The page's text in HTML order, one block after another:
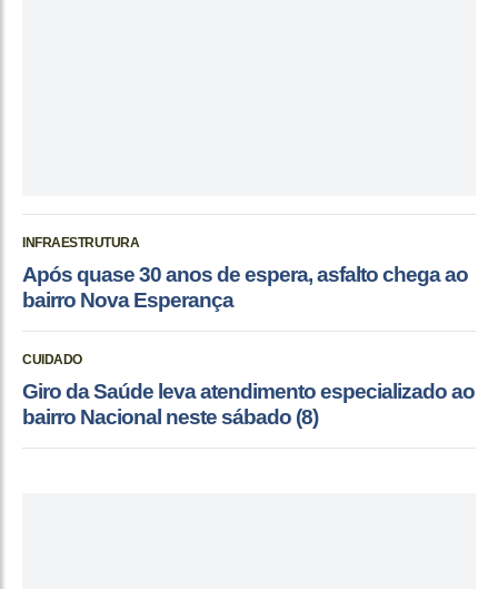
INFRAESTRUTURA
Após quase 30 anos de espera, asfalto chega ao
bairro Nova Esperança
CUIDADO
Giro da Saúde leva atendimento especializado ao
bairro Nacional neste sábado (8)